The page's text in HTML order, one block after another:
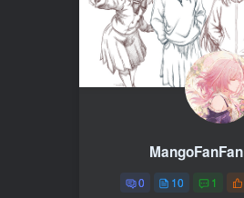
MangoFanFan
0 10 1